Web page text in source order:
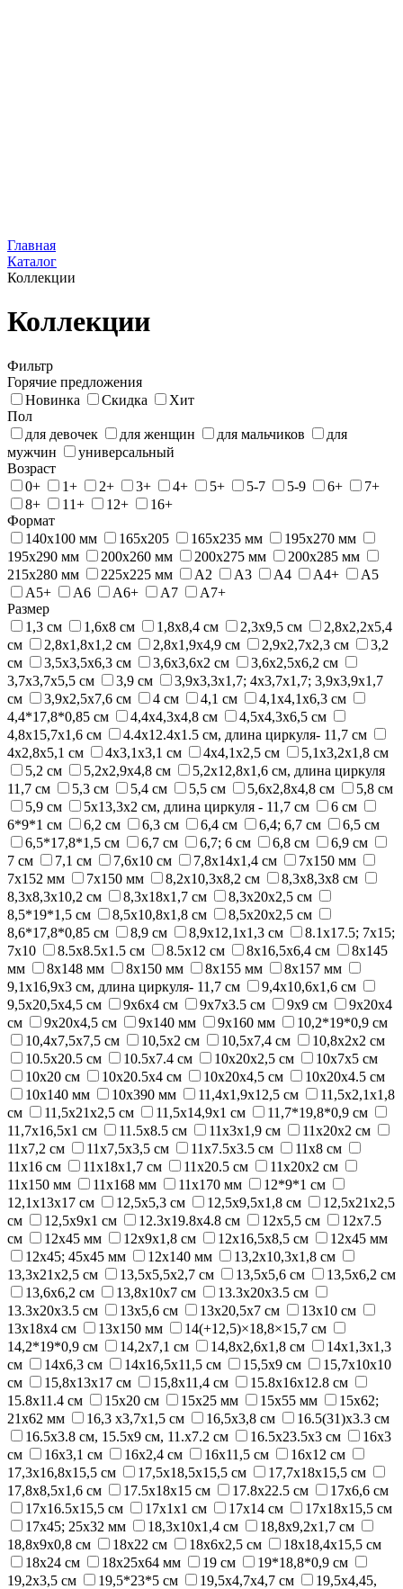
Главная
Каталог
Коллекции
Коллекции
Фильтр
Горячие предложения
Новинка
Скидка
Хит
Пол
для девочек
для женщин для мальчиков
для
мужчин
универсальный
Возраст
0+
1+ 2+ 3+ 4+ 5+ 5-7 5-9 6+
7+
8+
11+ 12+
16+
Формат
140х100 мм
165х205 165х235 мм
195х270 мм
195х290 мм
200x260 мм 200x275 мм
200х285 мм
215x280 мм
225х225 мм А2 А3 А4 А4+
А5
А5+
А6 А6+ А7
А7+
Размер
1,3 см
1,6х8 см 1,8х8,4 см 2,3х9,5 см
2,8x2,2x5,4
см
2,8х1,8х1,2 см 2,8х1,9х4,9 см 2,9x2,7x2,3 см
3,2
см
3,5х3,5х6,3 см 3,6x3,6x2 см
3,6х2,5х6,2 см
3,7х3,7х5,5 см
3,9 см
3,9x3,3x1,7; 4x3,7x1,7; 3,9x3,9х1,7
см
3,9х2,5х7,6 см 4 см 4,1 см
4,1х4,1х6,3 см
4,4*17,8*0,85 см
4,4х4,3х4,8 см
4,5х4,3х6,5 см
4,8х15,7х1,6 см
4.4х12.4х1.5 см, длина циркуля- 11,7 см
4x2,8x5,1 см
4х3,1х3,1 см 4х4,1х2,5 см
5,1x3,2x1,8 см
5,2 см
5,2x2,9x4,8 см
5,2х12,8х1,6 см, длина циркуля
11,7 см
5,3 см 5,4 см 5,5 см 5,6х2,8х4,8 см
5,8 см
5,9 см
5х13,3х2 см, длина циркуля - 11,7 см
6 см
6*9*1 см
6,2 см 6,3 см 6,4 см 6,4; 6,7 см
6,5 см
6,5*17,8*1,5 см
6,7 см 6,7; 6 см 6,8 см
6,9 см
7 см
7,1 см 7,6х10 см 7,8x14x1,4 см
7x150 мм
7x152 мм
7х150 мм 8,2х10,3х8,2 см
8,3х8,3х8 см
8,3х8,3х10,2 см
8,3х18х1,7 см
8,3х20х2,5 см
8,5*19*1,5 см
8,5х10,8х1,8 см
8,5х20х2,5 см
8,6*17,8*0,85 см
8,9 см 8,9x12,1x1,3 см
8.1х17.5; 7х15;
7х10
8.5х8.5х1.5 см 8.5х12 см 8х16,5х6,4 см
8х145
мм
8х148 мм 8х150 мм 8х155 мм
8х157 мм
9,1х16,9x3 см, длина циркуля- 11,7 см
9,4х10,6х1,6 см
9,5x20,5x4,5 см
9х6х4 см 9х7х3.5 см 9х9 см
9х20х4
см
9х20х4,5 см 9х140 мм 9х160 мм
10,2*19*0,9 см
10,4х7,5х7,5 см
10,5х2 см 10,5х7,4 см
10,8x2x2 см
10.5x20.5 см
10.5х7.4 см 10x20x2,5 см
10х7х5 см
10х20 см
10х20.5х4 см 10х20х4,5 см
10х20х4.5 см
10х140 мм
10х390 мм 11,4x1,9x12,5 см
11,5x2,1x1,8
см
11,5x21x2,5 см 11,5х14,9х1 см
11,7*19,8*0,9 см
11,7х16,5х1 см
11.5x8.5 см 11x3x1,9 см
11x20x2 см
11х7,2 см
11х7,5х3,5 см 11х7.5х3.5 см
11х8 см
11х16 см
11х18х1,7 см 11х20.5 см
11х20х2 см
11х150 мм
11х168 мм 11х170 мм
12*9*1 см
12,1x13x17 см
12,5x5,3 см 12,5x9,5x1,8 см
12,5x21x2,5
см
12,5х9х1 см 12.3x19.8x4.8 см 12x5,5 см
12x7.5
см
12x45 мм 12х9х1,8 см 12х16,5х8,5 см
12х45 мм
12х45; 45x45 мм
12х140 мм
13,2х10,3х1,8 см
13,3х21х2,5 см
13,5х5,5х2,7 см 13,5х5,6 см
13,5х6,2 см
13,6х6,2 см
13,8х10х7 см
13.3x20x3.5 cм
13.3x20x3.5 см
13x5,6 см 13x20,5x7 см
13х10 см
13х18х4 см
13х150 мм
14(+12,5)×18,8×15,7 см
14,2*19*0,9 см
14,2x7,1 см 14,8х2,6х1,8 см
14x1,3x1,3
см
14x6,3 см 14x16,5x11,5 см 15,5х9 см
15,7х10х10
см
15,8x13x17 см 15,8х11,4 см
15.8x16x12.8 см
15.8х11.4 см
15х20 см 15х25 мм 15х55 мм
15х62;
21х62 мм
16,3 х3,7х1,5 см 16,5х3,8 см
16.5(31)х3.3 см
16.5х3.8 см, 15.5x9 см, 11.x7.2 см
16.5х23.5х3 см
16x3
см
16x3,1 см 16х2,4 см 16х11,5 см
16х12 см
17,3х16,8x15,5 см
17,5х18,5x15,5 см
17,7х18x15,5 см
17,8x8,5x1,6 см
17.5x18x15 см 17.8х22.5 см
17x6,6 см
17x16.5x15,5 см
17х1х1 см 17х14 см
17х18x15,5 см
17х45; 25x32 мм
18,3x10x1,4 см
18,8x9,2x1,7 см
18,8x9x0,8 см
18x22 см 18х6х2,5 см
18х18,4x15,5 см
18х24 см
18х25х64 мм 19 см
19*18,8*0,9 см
19,2х3,5 см
19,5*23*5 см 19,5x4,7x4,7 см
19,5х4,45,